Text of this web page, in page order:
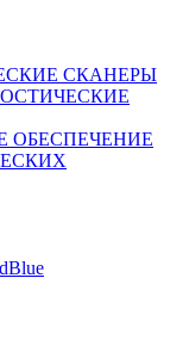
СКАНЕРЫ
ОБЕСПЕЧЕНИЕ